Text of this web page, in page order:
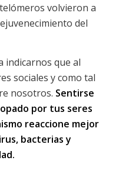
volvieron a
del
indicarnos que al
sociales y como tal
nosotros. Sentirse
por tus seres
reaccione mejor
bacterias y